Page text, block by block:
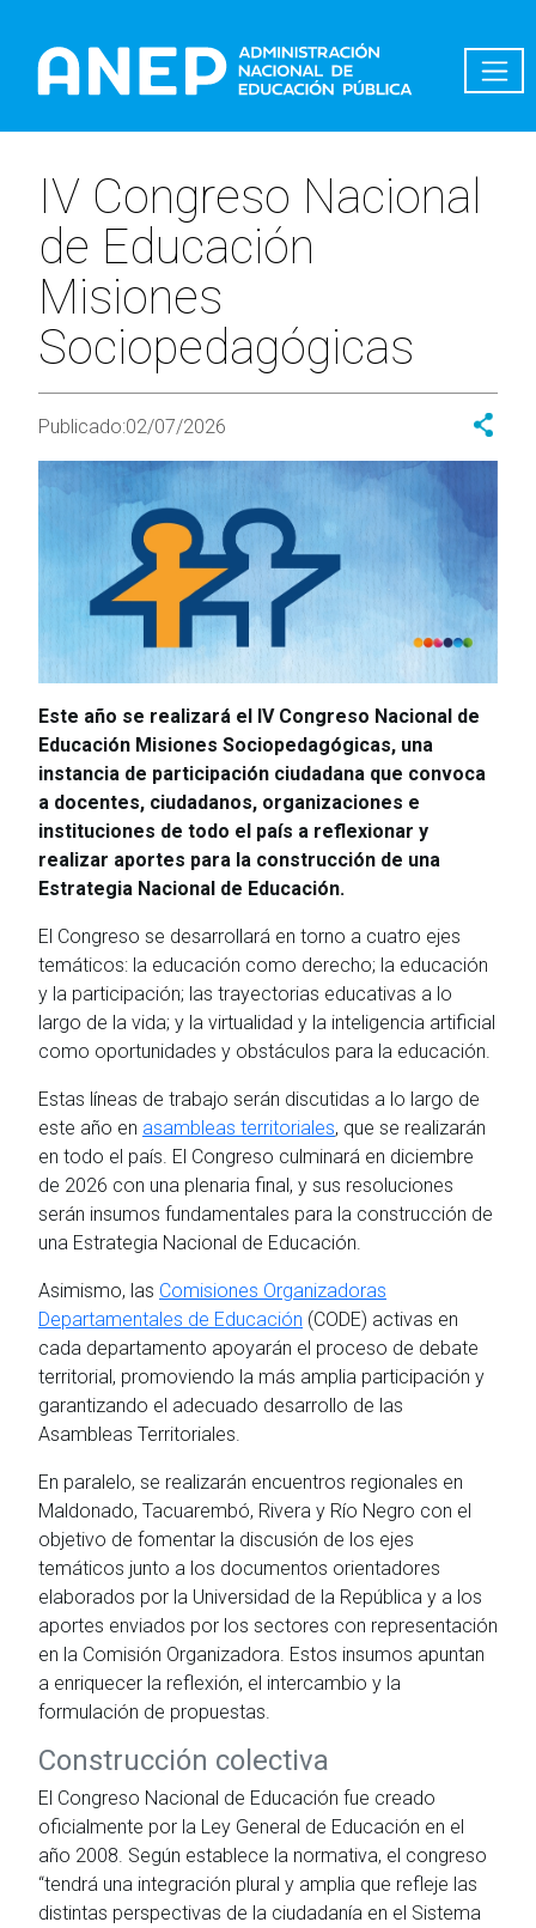
IV Congreso Nacional
de Educación
Misiones
Sociopedagógicas
Publicado:02/07/2026
Este año se realizará el IV Congreso Nacional de
Educación Misiones Sociopedagógicas, una
instancia de participación ciudadana que convoca
a docentes, ciudadanos, organizaciones e
instituciones de todo el país a reflexionar y
realizar aportes para la construcción de una
Estrategia Nacional de Educación.
El Congreso se desarrollará en torno a cuatro ejes
temáticos: la educación como derecho; la educación
y la participación; las trayectorias educativas a lo
largo de la vida; y la virtualidad y la inteligencia artificial
como oportunidades y obstáculos para la educación.
Estas líneas de trabajo serán discutidas a lo largo de
este año en asambleas territoriales, que se realizarán
en todo el país. El Congreso culminará en diciembre
de 2026 con una plenaria final, y sus resoluciones
serán insumos fundamentales para la construcción de
una Estrategia Nacional de Educación.
Asimismo, las Comisiones Organizadoras
Departamentales de Educación (CODE) activas en
cada departamento apoyarán el proceso de debate
territorial, promoviendo la más amplia participación y
garantizando el adecuado desarrollo de las
Asambleas Territoriales.
En paralelo, se realizarán encuentros regionales en
Maldonado, Tacuarembó, Rivera y Río Negro con el
objetivo de fomentar la discusión de los ejes
temáticos junto a los documentos orientadores
elaborados por la Universidad de la República y a los
aportes enviados por los sectores con representación
en la Comisión Organizadora. Estos insumos apuntan
a enriquecer la reflexión, el intercambio y la
formulación de propuestas.
Construcción colectiva
El Congreso Nacional de Educación fue creado
oficialmente por la Ley General de Educación en el
año 2008. Según establece la normativa, el congreso
“tendrá una integración plural y amplia que refleje las
distintas perspectivas de la ciudadanía en el Sistema